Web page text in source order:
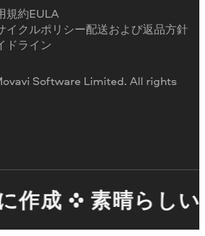
理由
Software Limited. All rights
規約EULA
イクルポリシー配送および返品方針
ドライン
成 素晴らしい